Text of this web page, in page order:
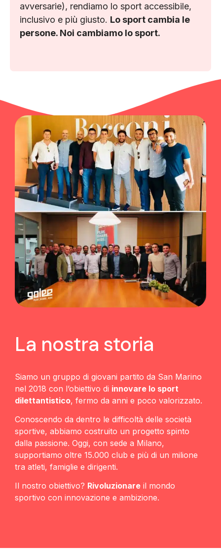
avversarie), rendiamo lo sport accessibile,
inclusivo e più giusto. Lo sport cambia le
persone. Noi cambiamo lo sport.
La nostra storia
Siamo un gruppo di giovani partito da San Marino
nel 2018 con l’obiettivo di innovare lo sport
dilettantistico, fermo da anni e poco valorizzato.
Conoscendo da dentro le difficoltà delle società
sportive, abbiamo costruito un progetto spinto
dalla passione. Oggi, con sede a Milano,
supportiamo oltre 15.000 club e più di un milione
tra atleti, famiglie e dirigenti.
Il nostro obiettivo? Rivoluzionare il mondo
sportivo con innovazione e ambizione.